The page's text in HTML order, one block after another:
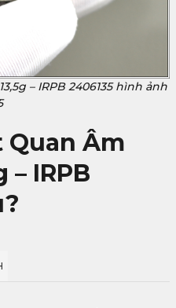
– IRPB 2406135 hình ảnh
Quan Âm
– IRPB